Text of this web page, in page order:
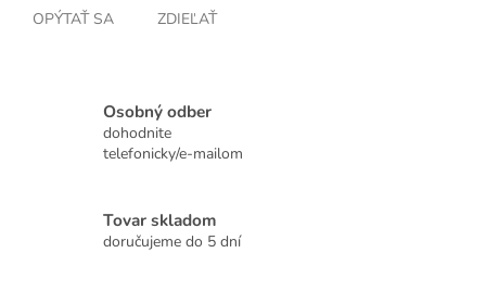
OPÝTAŤ SA ZDIEĽAŤ
Osobný odber
dohodnite
telefonicky/e-mailom
Tovar skladom
doručujeme do 5 dní